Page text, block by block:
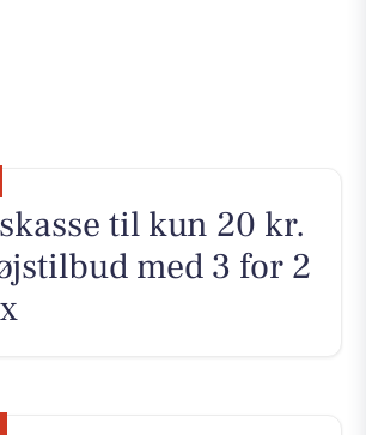
til kun 20 kr.
med 3 for 2